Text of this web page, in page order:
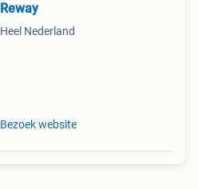
Reway
Heel Nederland
Bezoek website